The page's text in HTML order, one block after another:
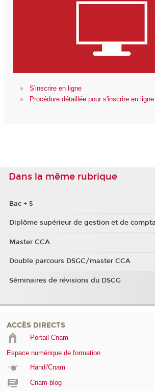
S'inscrire en ligne
Procédure détaillée pour s'inscrire en ligne
Dans la même rubrique
Bac + 5
Diplôme supérieur de gestion et de
Master CCA
Double parcours DSGC/master CCA
Séminaires de révisions du DSCG
ACCÈS DIRECTS
Portail Cnam
Espace numérique de formation
Handi'Cnam
Cnam blog